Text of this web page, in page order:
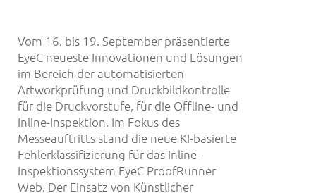
Vom 16. bis 19. September präsentierte
EyeC neueste Innovationen und Lösungen
im Bereich der automatisierten
Artworkprüfung und Druckbildkontrolle
für die Druckvorstufe, für die Offline- und
Inline-Inspektion. Im Fokus des
Messeauftritts stand die neue KI-basierte
Fehlerklassifizierung für das Inline-
Inspektionssystem EyeC ProofRunner
Web. Der Einsatz von Künstlicher